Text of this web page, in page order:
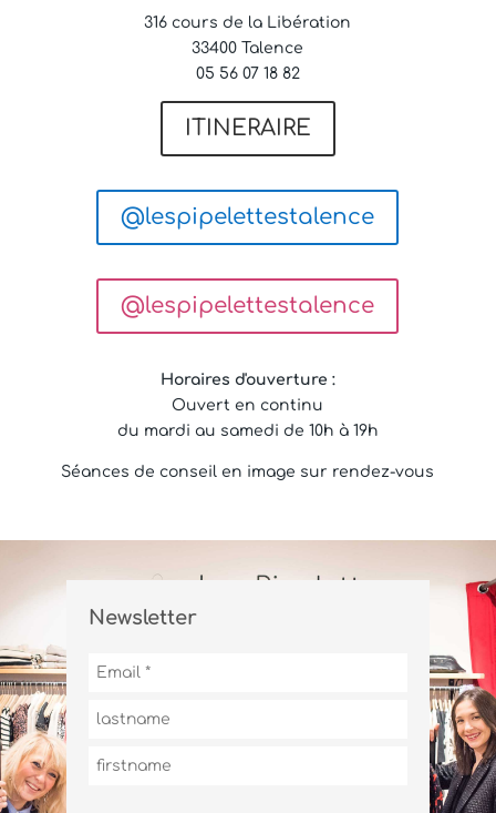
316 cours de la Libération
33400 Talence
05 56 07 18 82
ITINERAIRE
@lespipelettestalence
@lespipelettestalence
Horaires d'ouverture :
Ouvert en continu
du mardi au samedi de 10h à 19h
Séances de conseil en image sur rendez-vous
Newsletter